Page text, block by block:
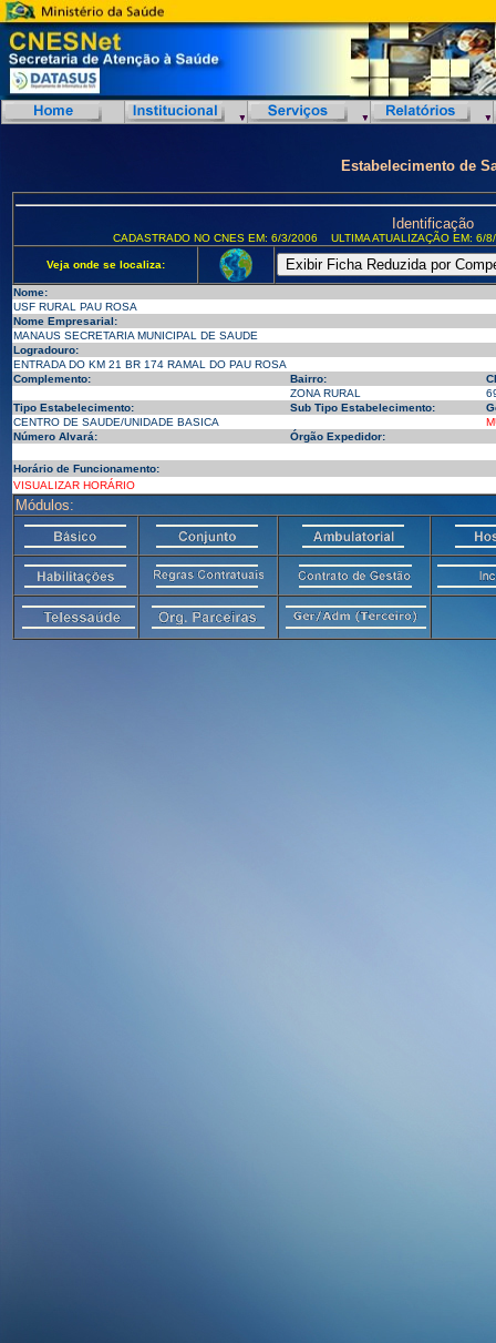
Estabelecimento de
Identificação
CADASTRADO NO CNES EM: 6/3/2006 ULTIMA ATUALIZAÇÃO EM:
Veja onde se localiza:
Nome:
USF RURAL PAU ROSA
Nome Empresarial:
MANAUS SECRETARIA MUNICIPAL DE SAUDE
Logradouro:
ENTRADA DO KM 21 BR 174 RAMAL DO PAU ROSA
Complemento:
Bairro:
ZONA RURAL
Tipo Estabelecimento:
Sub Tipo Estabelecimento:
CENTRO DE SAUDE/UNIDADE BASICA
Número Alvará:
Órgão Expedidor:
Horário de Funcionamento:
VISUALIZAR HORÁRIO
Módulos: